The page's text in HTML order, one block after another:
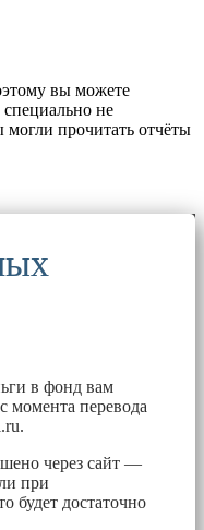
вы можете
не
прочитать отчёты
в фонд вам
момента перевода
.
через сайт —
при
будет достаточно